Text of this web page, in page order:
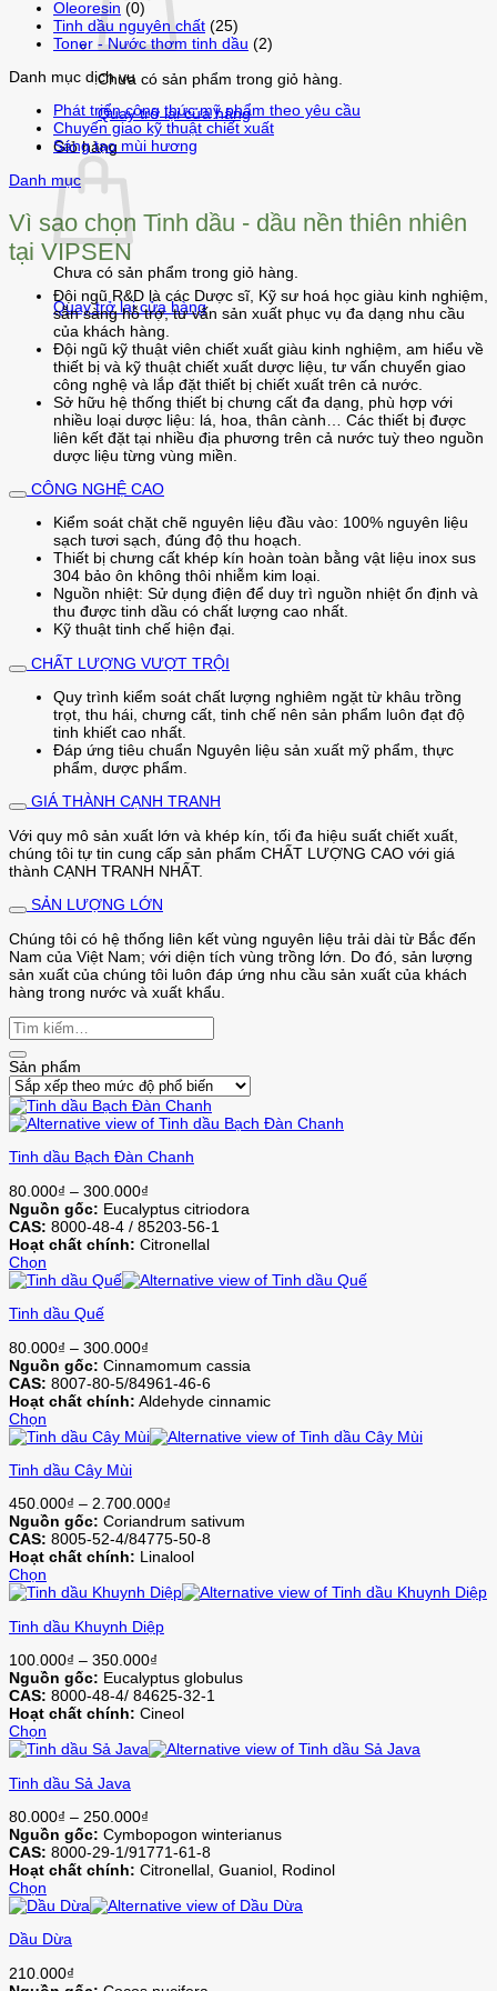
Chưa có sản phẩm trong giỏ hàng.
Quay trở lại cửa hàng
Giỏ hàng
Chưa có sản phẩm trong giỏ hàng.
Quay trở lại cửa hàng
Oleoresin (0)
Tinh dầu nguyên chất (25)
Toner - Nước thơm tinh dầu (2)
Danh mục dịch vụ
Phát triển công thức mỹ phẩm theo yêu cầu
Chuyển giao kỹ thuật chiết xuất
Sáng tạo mùi hương
Danh mục
Vì sao chọn Tinh dầu - dầu nền thiên nhiên
tại VIPSEN
Đội ngũ R&D là các Dược sĩ, Kỹ sư hoá học giàu kinh nghiệm,
sẵn sàng hỗ trợ, tư vấn sản xuất phục vụ đa dạng nhu cầu
của khách hàng.
Đội ngũ kỹ thuật viên chiết xuất giàu kinh nghiệm, am hiểu về
thiết bị và kỹ thuật chiết xuất dược liệu, tư vấn chuyển giao
công nghệ và lắp đặt thiết bị chiết xuất trên cả nước.
Sở hữu hệ thống thiết bị chưng cất đa dạng, phù hợp với
nhiều loại dược liệu: lá, hoa, thân cành… Các thiết bị được
liên kết đặt tại nhiều địa phương trên cả nước tuỳ theo nguồn
dược liệu từng vùng miền.
CÔNG NGHỆ CAO
Kiểm soát chặt chẽ nguyên liệu đầu vào: 100% nguyên liệu
sạch tươi sạch, đúng độ thu hoạch.
Thiết bị chưng cất khép kín hoàn toàn bằng vật liệu inox sus
304 bảo ôn không thôi nhiễm kim loại.
Nguồn nhiệt: Sử dụng điện để duy trì nguồn nhiệt ổn định và
thu được tinh dầu có chất lượng cao nhất.
Kỹ thuật tinh chế hiện đại.
CHẤT LƯỢNG VƯỢT TRỘI
Quy trình kiểm soát chất lượng nghiêm ngặt từ khâu trồng
trọt, thu hái, chưng cất, tinh chế nên sản phẩm luôn đạt độ
tinh khiết cao nhất.
Đáp ứng tiêu chuẩn Nguyên liệu sản xuất mỹ phẩm, thực
phẩm, dược phẩm.
GIÁ THÀNH CẠNH TRANH
Với quy mô sản xuất lớn và khép kín, tối đa hiệu suất chiết xuất,
chúng tôi tự tin cung cấp sản phẩm CHẤT LƯỢNG CAO với giá
thành CẠNH TRANH NHẤT.
SẢN LƯỢNG LỚN
Chúng tôi có hệ thống liên kết vùng nguyên liệu trải dài từ Bắc đến
Nam của Việt Nam; với diện tích vùng trồng lớn. Do đó, sản lượng
sản xuất của chúng tôi luôn đáp ứng nhu cầu sản xuất của khách
hàng trong nước và xuất khẩu.
Sản phẩm
Tinh dầu Bạch Đàn Chanh
80.000₫ – 300.000₫
giá:
từ
80.000₫
300.000₫
Nguồn gốc: Eucalyptus citriodora
CAS: 8000-48-4 / 85203-56-1
Hoạt chất chính: Citronellal
Chọn
Sản
này
nhiều
biến
thể.
Các
tùy
chọn
thể
chọn
trên
trang
sản
phẩm
Tinh dầu Quế
80.000₫ – 300.000₫
giá:
từ
80.000₫
300.000₫
Nguồn gốc: Cinnamomum cassia
CAS: 8007-80-5/84961-46-6
Hoạt chất chính: Aldehyde cinnamic
Chọn
Sản
này
nhiều
biến
thể.
Các
tùy
chọn
thể
chọn
trên
trang
sản
phẩm
Tinh dầu Cây Mùi
450.000₫ – 2.700.000₫
giá:
từ
450.000₫
2.700.000₫
Nguồn gốc: Coriandrum sativum
CAS: 8005-52-4/84775-50-8
Hoạt chất chính: Linalool
Chọn
Sản
này
nhiều
biến
thể.
Các
tùy
chọn
thể
chọn
trên
trang
sản
phẩm
Tinh dầu Khuynh Diệp
100.000₫ – 350.000₫
giá:
từ
100.000₫
350.000₫
Nguồn gốc: Eucalyptus globulus
CAS: 8000-48-4/ 84625-32-1
Hoạt chất chính: Cineol
Chọn
Sản
này
nhiều
biến
thể.
Các
tùy
chọn
thể
chọn
Tinh dầu Sả Java
80.000₫ – 250.000₫
giá:
từ
80.000₫
250.000₫
Nguồn gốc: Cymbopogon winterianus
CAS: 8000-29-1/91771-61-8
Hoạt chất chính: Citronellal, Guaniol, Rodinol
Chọn
Sản
này
nhiều
Dầu Dừa
210.000₫